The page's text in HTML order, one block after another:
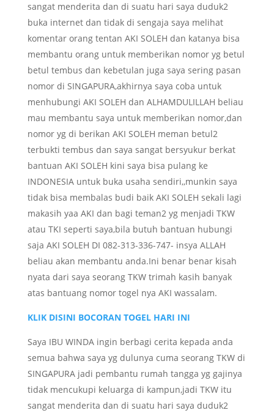
sangat menderita dan di suatu hari saya duduk2
buka internet dan tidak di sengaja saya melihat
komentar orang tentan AKI SOLEH dan katanya bisa
membantu orang untuk memberikan nomor yg betul
betul tembus dan kebetulan juga saya sering pasan
nomor di SINGAPURA,akhirnya saya coba untuk
menhubungi AKI SOLEH dan ALHAMDULILLAH beliau
mau membantu saya untuk memberikan nomor,dan
nomor yg di berikan AKI SOLEH meman betul2
terbukti tembus dan saya sangat bersyukur berkat
bantuan AKI SOLEH kini saya bisa pulang ke
INDONESIA untuk buka usaha sendiri,,munkin saya
tidak bisa membalas budi baik AKI SOLEH sekali lagi
makasih yaa AKI dan bagi teman2 yg menjadi TKW
atau TKI seperti saya,bila butuh bantuan hubungi
saja AKI SOLEH DI 082-313-336-747- insya ALLAH
beliau akan membantu anda.Ini benar benar kisah
nyata dari saya seorang TKW trimah kasih banyak
atas bantuang nomor togel nya AKI wassalam.
KLIK DISINI BOCORAN TOGEL HARI INI
Saya IBU WINDA ingin berbagi cerita kepada anda
semua bahwa saya yg dulunya cuma seorang TKW di
SINGAPURA jadi pembantu rumah tangga yg gajinya
tidak mencukupi keluarga di kampun,jadi TKW itu
sangat menderita dan di suatu hari saya duduk2